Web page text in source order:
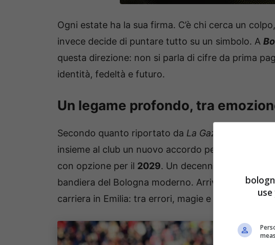
Ogni estate ha la sua firma. C’è chi cerca un
invece decide di puntare tutto su un simbolo. A
questa direzione: non si parla di cifre da prima
identità, fedeltà e futuro.
Un legame profondo, tra
Secondo quanto riportato da La Gazzetta dello
insieme al club un nuovo accordo per il
con opzione per il 2029. Un decennio di fede
bandiera del Bologna moderno. Arrivato nel 2018
carriera in Emilia: tra errori, magie e risalite, ha